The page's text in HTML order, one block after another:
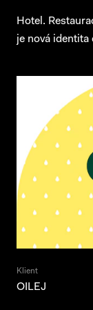
Hotel.
je nová
Klient
OILEJ